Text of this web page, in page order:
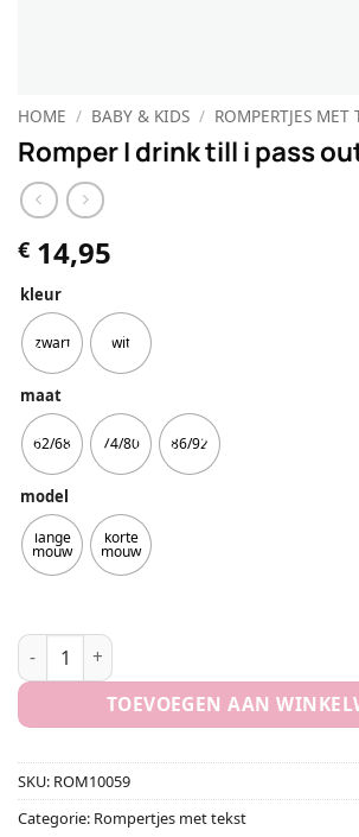
HOME / BABY & KIDS / ROMPERTJES MET
Romper I drink till i pass
€ 14,95
kleur
zwart wit
maat
62/68 74/80 86/92
model
lange
mouw
korte
mouw
Romper I drink till i pass out aantal
TOEVOEGEN AAN
SKU: ROM10059
Categorie: Rompertjes met tekst